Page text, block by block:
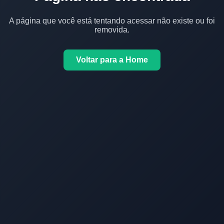
A página que você está tentando acessar não existe ou foi
removida.
Voltar para a Home